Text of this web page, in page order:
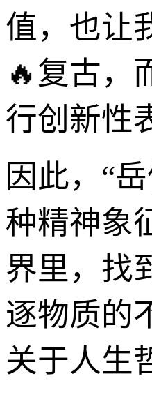
值，也让
🔥复古，
行创新性
因此，“
种精神象
界里，找
逐物质的
关于人生